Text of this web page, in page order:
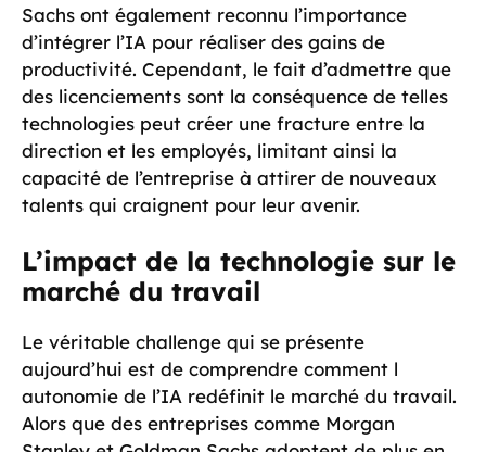
Sachs ont également reconnu l’importance
d’intégrer l’IA pour réaliser des gains de
productivité. Cependant, le fait d’admettre que
des licenciements sont la conséquence de telles
technologies peut créer une fracture entre la
direction et les employés, limitant ainsi la
capacité de l’entreprise à attirer de nouveaux
talents qui craignent pour leur avenir.
L’impact de la technologie sur le
marché du travail
Le véritable challenge qui se présente
aujourd’hui est de comprendre comment l
autonomie de l’IA redéfinit le marché du travail.
Alors que des entreprises comme Morgan